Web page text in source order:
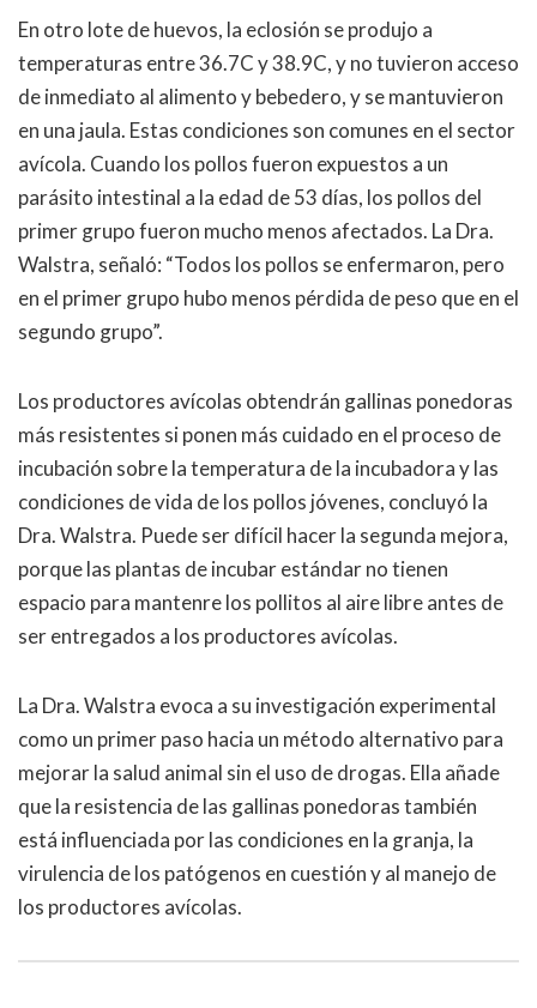
En otro lote de huevos, la eclosión se produjo a
temperaturas entre 36.7C y 38.9C, y no tuvieron acceso
de inmediato al alimento y bebedero, y se mantuvieron
en una jaula. Estas condiciones son comunes en el sector
avícola. Cuando los pollos fueron expuestos a un
parásito intestinal a la edad de 53 días, los pollos del
primer grupo fueron mucho menos afectados. La Dra.
Walstra, señaló: “Todos los pollos se enfermaron, pero
en el primer grupo hubo menos pérdida de peso que en el
segundo grupo”.
Los productores avícolas obtendrán gallinas ponedoras
más resistentes si ponen más cuidado en el proceso de
incubación sobre la temperatura de la incubadora y las
condiciones de vida de los pollos jóvenes, concluyó la
Dra. Walstra. Puede ser difícil hacer la segunda mejora,
porque las plantas de incubar estándar no tienen
espacio para mantenre los pollitos al aire libre antes de
ser entregados a los productores avícolas.
La Dra. Walstra evoca a su investigación experimental
como un primer paso hacia un método alternativo para
mejorar la salud animal sin el uso de drogas. Ella añade
que la resistencia de las gallinas ponedoras también
está influenciada por las condiciones en la granja, la
virulencia de los patógenos en cuestión y al manejo de
los productores avícolas.